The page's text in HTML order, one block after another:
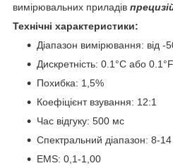
вимірювальних приладів
Технічні характеристики:
Діапазон вимірювання: від -
Дискретність: 0.1°C або 0.1°F
Похибка: 1,5%
Коефіцієнт взування: 12:1
Час відгуку: 500 мс
Спектральний діапазон: 8-
EMS: 0,1-1,00